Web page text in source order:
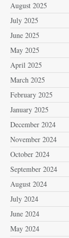
August 2025
July 2025
June 2025
May 2025
April 2025
March 2025
February 2025
January 2025
December 2024
November 2024
October 2024
September 2024
August 2024
July 2024
June 2024
May 2024